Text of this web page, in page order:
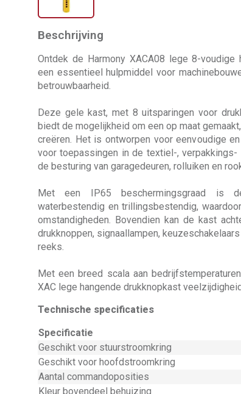
Beschrijving
Ontdek de Harmony XACA08 lege 8-voudige
een essentieel hulpmiddel voor
betrouwbaarheid.
Deze gele kast, met 8 uitsparingen voor
biedt de mogelijkheid om een op maat
creëren. Het is ontworpen voor eenvoudige
voor toepassingen in de textiel-, verpakkings-
de besturing van garagedeuren, rolluiken en
Met een IP65 beschermingsgraad is
waterbestendig en trillingsbestendig,
omstandigheden. Bovendien kan de kast
drukknoppen, signaallampen,
reeks.
Met een breed scala aan
XAC lege hangende drukknopkast
Technische specificaties
Specificatie
Geschikt voor stuurstroomkring
Geschikt voor hoofdstroomkring
Aantal commandoposities
Kleur bovendeel behuizing